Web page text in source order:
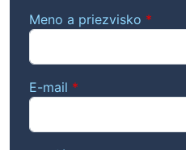
Meno a priezvisko *
E-mail *